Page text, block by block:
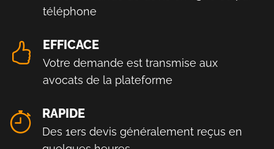
téléphone
EFFICACE
Votre demande est transmise aux
avocats de la plateforme
RAPIDE
Des 1ers devis généralement reçus en